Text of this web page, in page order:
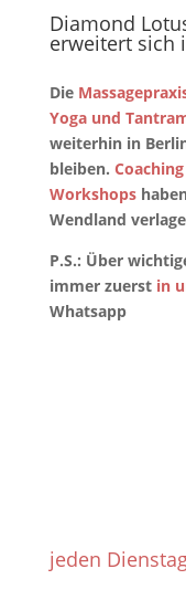
Diamond
erweitert sich
Die
Yoga und
weiterhin in
bleiben.
Workshops
Wendland
P.S.: Über
immer zuerst in
Whatsapp
jeden